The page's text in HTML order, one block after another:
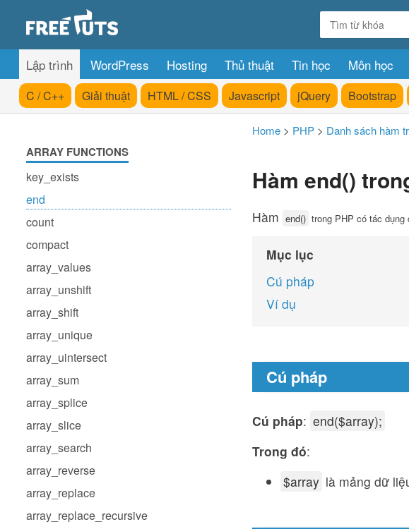
Lập trình WordPress Hosting Thủ thuật Tin học Môn học
C / C++ Giải thuật HTML / CSS Javascript jQuery Bootstrap
ARRAY FUNCTIONS
key_exists
end
count
compact
array_values
array_unshift
array_shift
array_unique
array_uintersect
array_sum
array_splice
array_slice
array_search
array_reverse
array_replace
array_replace_recursive
Home > PHP > Danh sách hàm
Hàm end()
Hàm end() trong PHP có tác
Mục lục
Cú pháp
Ví dụ
Cú pháp
Cú pháp: end($array);
Trong đó:
$array là mảng dữ